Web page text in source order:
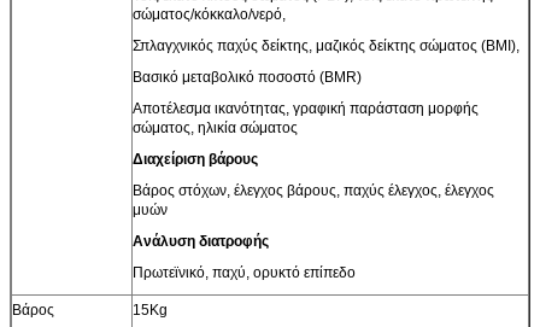
σώματος/κόκκαλο/νερό,
Σπλαγχνικός παχύς δείκτης, μαζικός δείκτης σώματος (BMI),
Βασικό μεταβολικό ποσοστό (BMR)
Αποτέλεσμα ικανότητας, γραφική παράσταση μορφής
σώματος, ηλικία σώματος
Διαχείριση βάρους
Βάρος στόχων, έλεγχος βάρους, παχύς έλεγχος, έλεγχος
μυών
Ανάλυση διατροφής
Πρωτεϊνικό, παχύ, ορυκτό επίπεδο
Βάρος 15Kg